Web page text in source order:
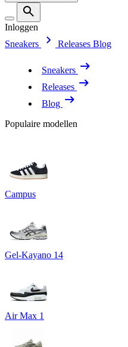
Inloggen
Sneakers
Releases Blog
Sneakers
Releases
Blog
Populaire modellen
Campus
Gel-Kayano 14
Air Max 1